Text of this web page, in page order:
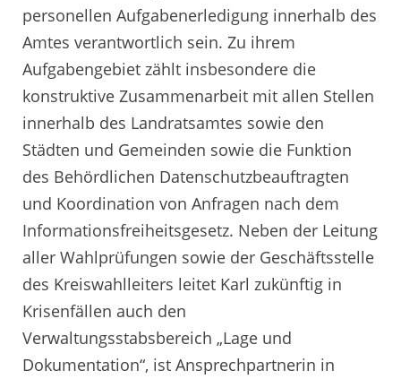
personellen Aufgabenerledigung innerhalb des
Amtes verantwortlich sein. Zu ihrem
Aufgabengebiet zählt insbesondere die
konstruktive Zusammenarbeit mit allen Stellen
innerhalb des Landratsamtes sowie den
Städten und Gemeinden sowie die Funktion
des Behördlichen Datenschutzbeauftragten
und Koordination von Anfragen nach dem
Informationsfreiheitsgesetz. Neben der Leitung
aller Wahlprüfungen sowie der Geschäftsstelle
des Kreiswahlleiters leitet Karl zukünftig in
Krisenfällen auch den
Verwaltungsstabsbereich „Lage und
Dokumentation“, ist Ansprechpartnerin in